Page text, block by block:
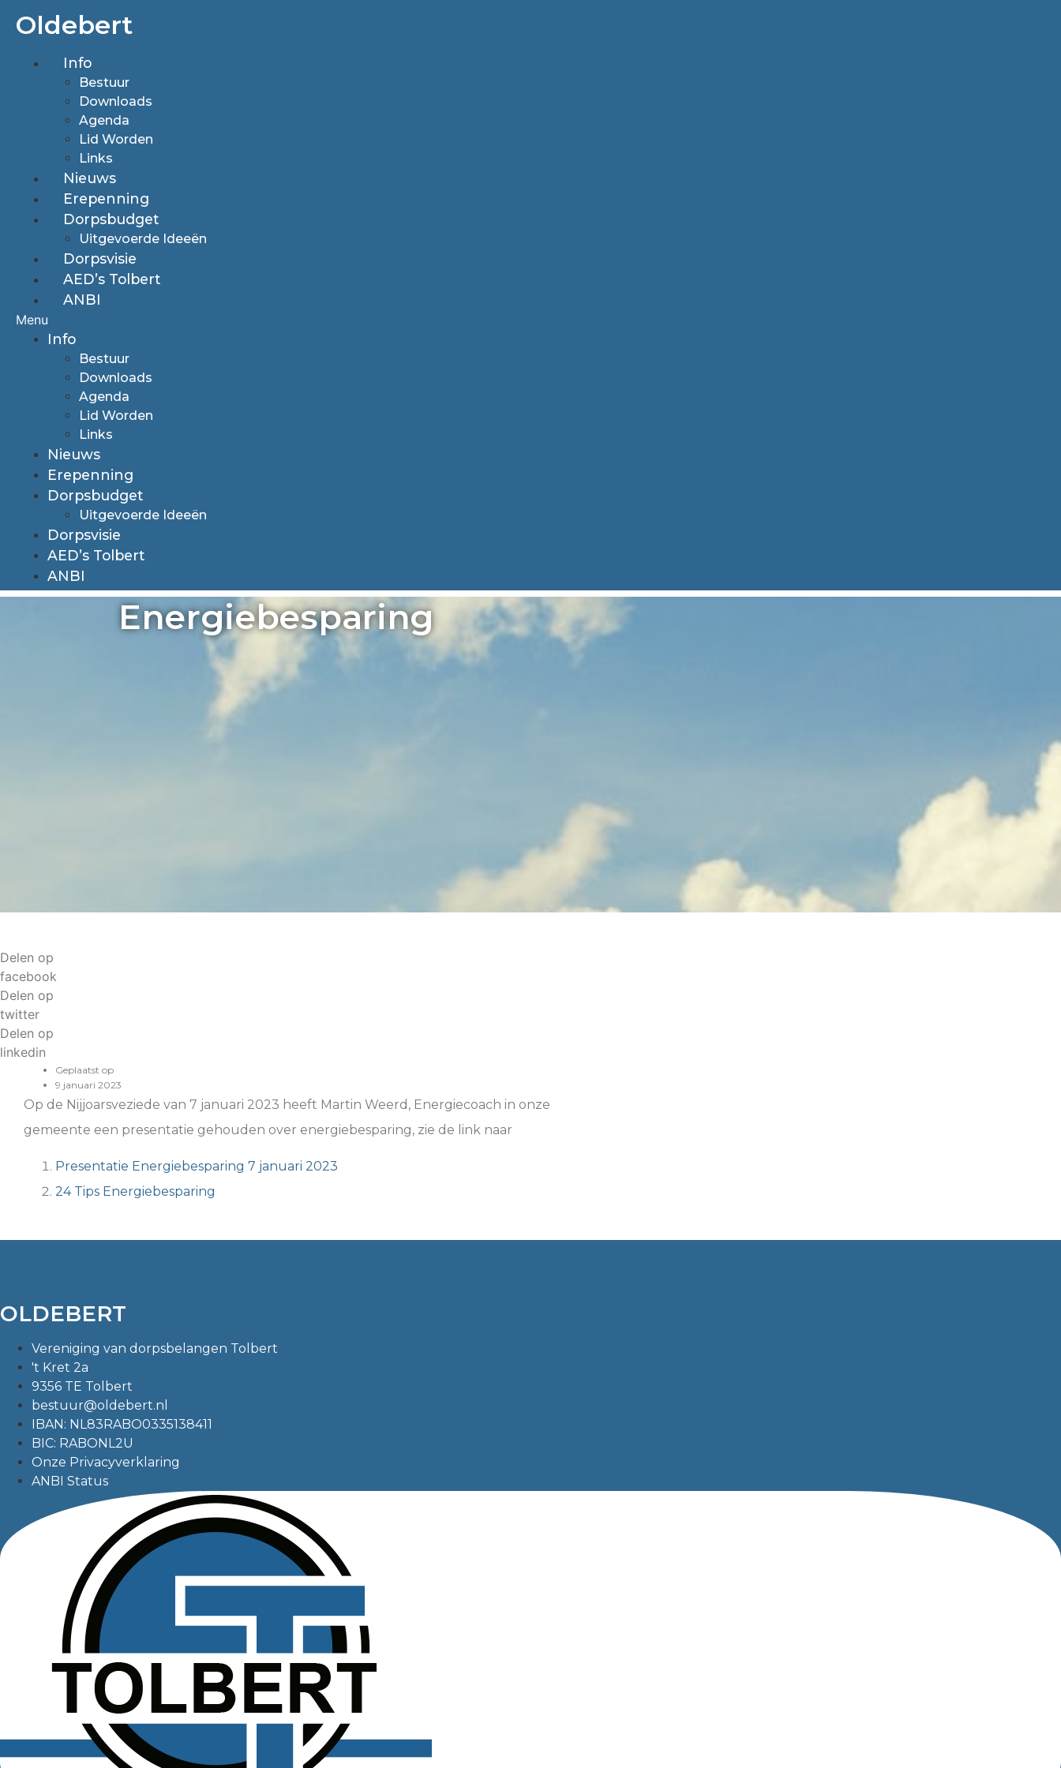
naar
inhoud
Oldebert
Info
Bestuur
Downloads
Agenda
Lid Worden
Links
Nieuws
Erepenning
Dorpsbudget
Uitgevoerde Ideeën
Dorpsvisie
AED’s Tolbert
ANBI
Menu
Info
Bestuur
Downloads
Agenda
Lid Worden
Links
Nieuws
Erepenning
Dorpsbudget
Uitgevoerde Ideeën
Dorpsvisie
AED’s Tolbert
ANBI
Energiebesparing
Delen op
facebook
Delen op
twitter
Delen op
linkedin
Geplaatst op
9 januari 2023
Op de Nijjoarsveziede van 7 januari 2023 heeft Martin Weerd, Energiecoach in onze
gemeente een presentatie gehouden over energiebesparing, zie de link naar
Presentatie Energiebesparing 7 januari 2023
24 Tips Energiebesparing
OLDEBERT
Vereniging van dorpsbelangen Tolbert
't Kret 2a
9356 TE Tolbert
bestuur@oldebert.nl
IBAN: NL83RABO0335138411
BIC: RABONL2U
Onze Privacyverklaring
ANBI Status